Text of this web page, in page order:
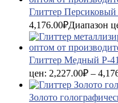
Глиттер Персиковый
4,176.00₽Диапазон
Глиттер Медный P-41
цен: 2,227.00₽ –
Золото